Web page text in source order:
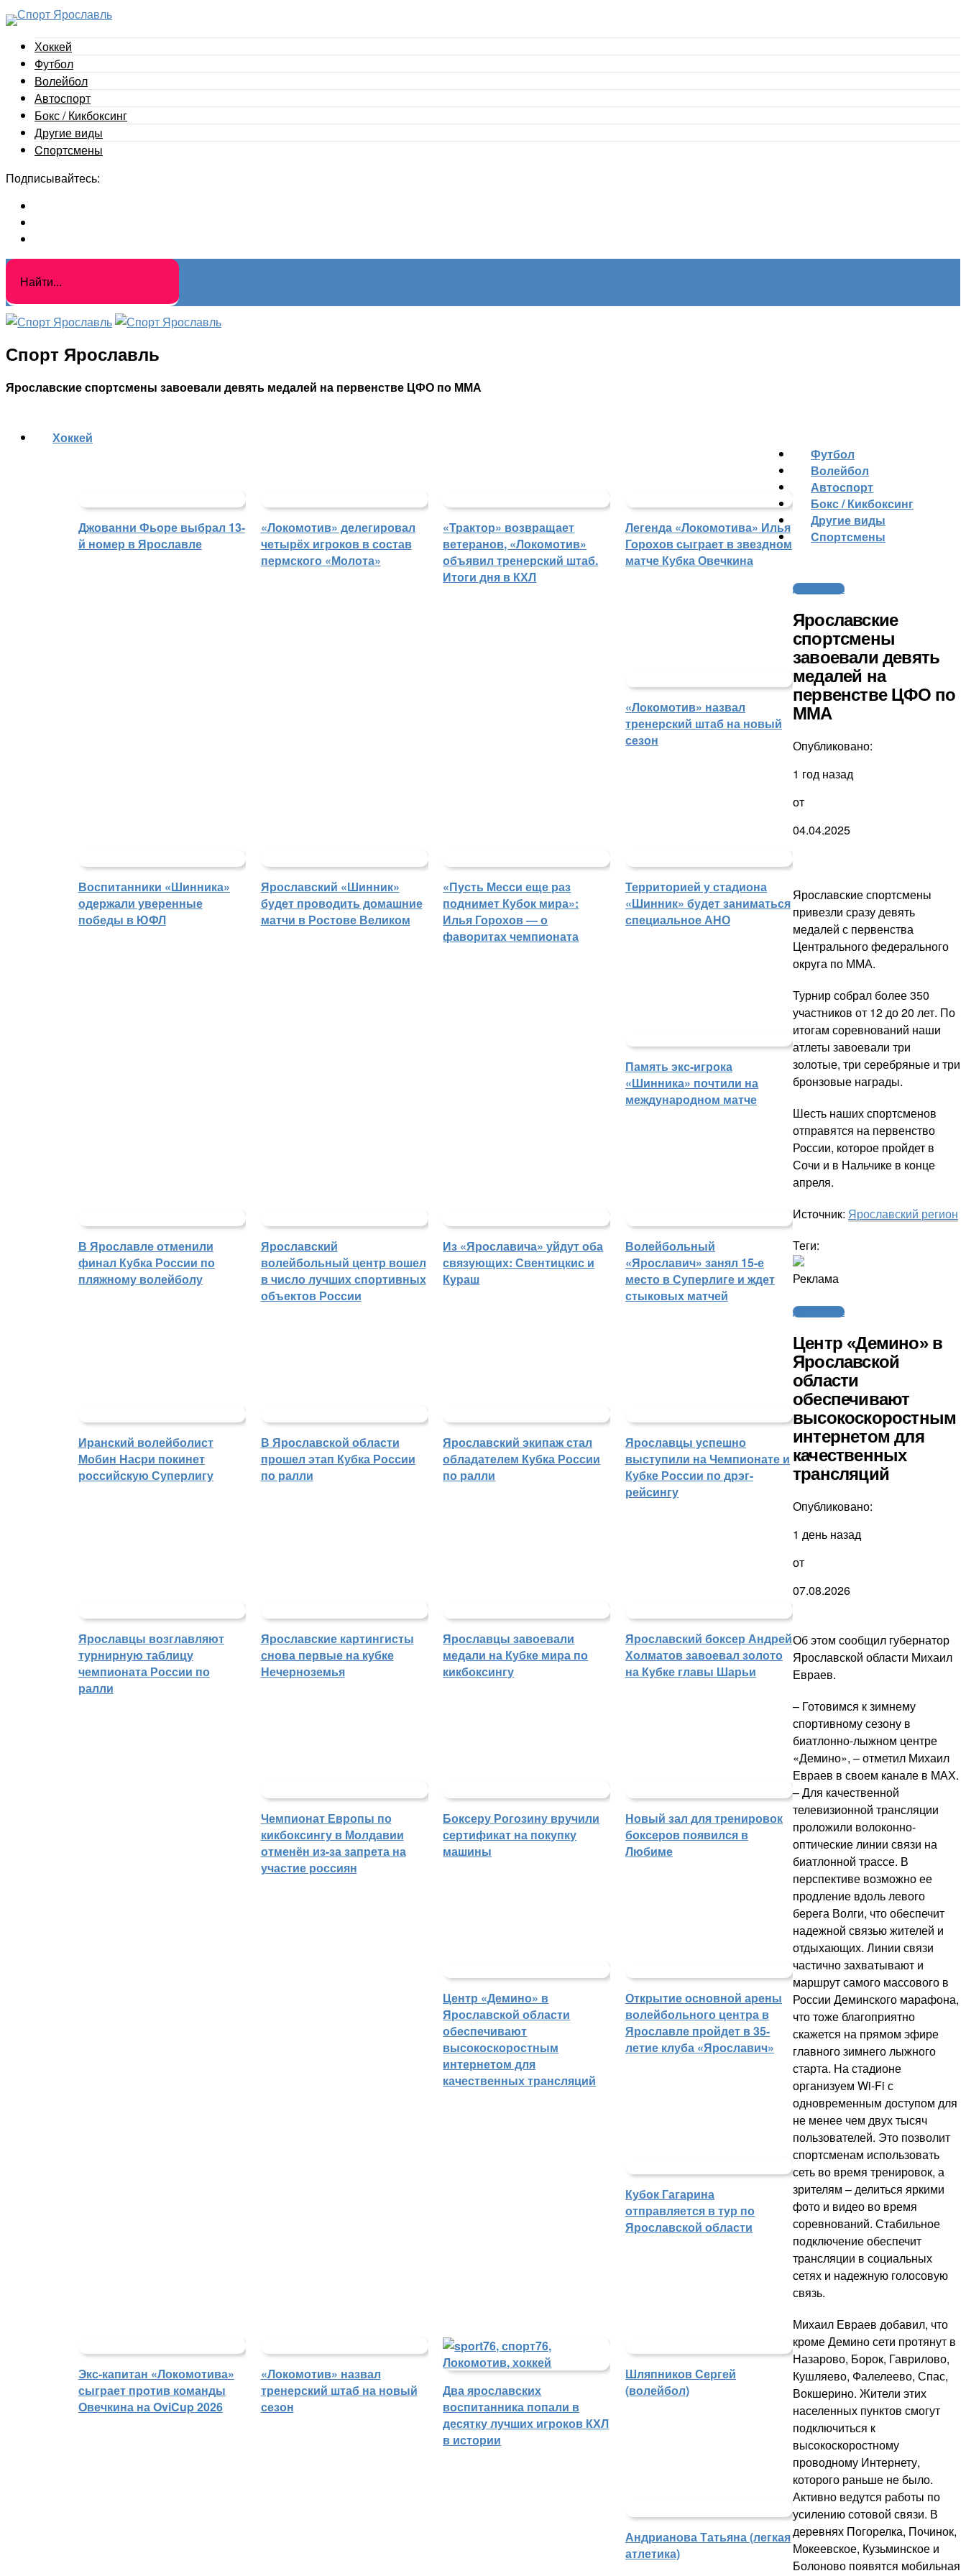
Хоккей
Футбол
Волейбол
Автоспорт
Бокс / Кикбоксинг
Другие виды
Cпортсмены
Подписывайтесь:
Спорт Ярославль
Ярославские спортсмены завоевали девять медалей на первенстве ЦФО по ММА
Хоккей
Джованни Фьоре выбрал 13-
й номер в Ярославле
«Локомотив» делегировал
четырёх игроков в состав
пермского «Молота»
«Трактор» возвращает
ветеранов, «Локомотив»
объявил тренерский штаб.
Итоги дня в КХЛ
Легенда «Локомотива» Илья
Горохов сыграет в звездном
матче Кубка Овечкина
«Локомотив» назвал
тренерский штаб на новый
сезон
Футбол
Воспитанники «Шинника»
одержали уверенные
победы в ЮФЛ
Ярославский «Шинник»
будет проводить домашние
матчи в Ростове Великом
«Пусть Месси еще раз
поднимет Кубок мира»:
Илья Горохов — о
фаворитах чемпионата
Территорией у стадиона
«Шинник» будет заниматься
специальное АНО
Память экс-игрока
«Шинника» почтили на
международном матче
Волейбол
В Ярославле отменили
финал Кубка России по
пляжному волейболу
Ярославский
волейбольный центр вошел
в число лучших спортивных
объектов России
Из «Ярославича» уйдут оба
связующих: Свентицкис и
Кураш
Волейбольный
«Ярославич» занял 15-е
место в Суперлиге и ждет
стыковых матчей
Иранский волейболист
Мобин Насри покинет
российскую Суперлигу
Автоспорт
В Ярославской области
прошел этап Кубка России
по ралли
Ярославский экипаж стал
обладателем Кубка России
по ралли
Ярославцы успешно
выступили на Чемпионате и
Кубке России по дрэг-
рейсингу
Ярославцы возглавляют
турнирную таблицу
чемпионата России по
ралли
Ярославские картингисты
снова первые на кубке
Нечерноземья
Бокс / Кикбоксинг
Ярославцы завоевали
медали на Кубке мира по
кикбоксингу
Ярославский боксер Андрей
Холматов завоевал золото
на Кубке главы Шарьи
Чемпионат Европы по
кикбоксингу в Молдавии
отменён из-за запрета на
участие россиян
Боксеру Рогозину вручили
сертификат на покупку
машины
Новый зал для тренировок
боксеров появился в
Любиме
Другие виды
Центр «Демино» в
Ярославской области
обеспечивают
высокоскоростным
интернетом для
качественных трансляций
Открытие основной арены
волейбольного центра в
Ярославле пройдет в 35-
летие клуба «Ярославич»
Кубок Гагарина
отправляется в тур по
Ярославской области
Экс-капитан «Локомотива»
сыграет против команды
Овечкина на OviCup 2026
«Локомотив» назвал
тренерский штаб на новый
сезон
Cпортсмены
Два ярославских
воспитанника попали в
десятку лучших игроков КХЛ
в истории
Шляпников Сергей
(волейбол)
Андрианова Татьяна (легкая
атлетика)
Другие виды
Ярославские
спортсмены
завоевали девять
медалей на
первенстве ЦФО по
ММА
Опубликовано:
1 год назад
от
04.04.2025
Ярославские спортсмены
привезли сразу девять
медалей с первенства
Центрального федерального
округа по ММА.
Турнир собрал более 350
участников от 12 до 20 лет. По
итогам соревнований наши
атлеты завоевали три
золотые, три серебряные и три
бронзовые награды.
Шесть наших спортсменов
отправятся на первенство
России, которое пройдет в
Сочи и в Нальчике в конце
апреля.
Источник: Ярославский регион
Теги:
Реклама
Другие виды
Центр «Демино» в
Ярославской
области
обеспечивают
высокоскоростным
интернетом для
качественных
трансляций
Опубликовано:
1 день назад
от
07.08.2026
Об этом сообщил губернатор
Ярославской области Михаил
Евраев.
– Готовимся к зимнему
спортивному сезону в
биатлонно-лыжном центре
«Демино», – отметил Михаил
Евраев в своем канале в МАХ.
– Для качественной
телевизионной трансляции
проложили волоконно-
оптические линии связи на
биатлонной трассе. В
перспективе возможно ее
продление вдоль левого
берега Волги, что обеспечит
надежной связью жителей и
отдыхающих. Линии связи
частично захватывают и
маршрут самого массового в
России Деминского марафона,
что тоже благоприятно
скажется на прямом эфире
главного зимнего лыжного
старта. На стадионе
организуем Wi-Fi с
одновременным доступом для
не менее чем двух тысяч
пользователей. Это позволит
спортсменам использовать
сеть во время тренировок, а
зрителям – делиться яркими
фото и видео во время
соревнований. Стабильное
подключение обеспечит
трансляции в социальных
сетях и надежную голосовую
связь.
Михаил Евраев добавил, что
кроме Демино сети протянут в
Назарово, Борок, Гаврилово,
Кушляево, Фалелеево, Спас,
Вокшерино. Жители этих
населенных пунктов смогут
подключиться к
высокоскоростному
проводному Интернету,
которого раньше не было.
Активно ведутся работы по
усилению сотовой связи. В
деревнях Погорелка, Починок,
Мокеевское, Кузьминское и
Болоново появятся мобильная